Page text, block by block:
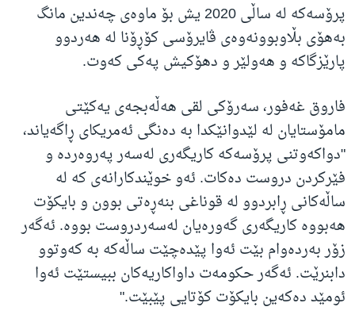
پرۆسەکە لە ساڵی 2020 یش بۆ ماوەی چەندین مانگ
بەهۆی بڵاوبوونەوەی ڤایرۆسی کۆڕۆنا لە هەردوو
پارێزگاکە و هەولێر و دهۆکیش پەکی کەوت.
فاروق غەفور، سەرۆکی لقی هەڵەبجەی یەکێتی
مامۆستایان لە لێدوانێکدا بە دەنگی ئەمریکای ڕاگەیاند،
"دواکەوتنی پرۆسەکە کاریگەری لەسەر پەروەردە و
فێرکردن دروست دەکات. ئەو خوێندکارانەی کە لە
ساڵەکانی ڕابردوو لە قوناغی بنەڕەتی بوون و بایکۆت
هەبووە کاریگەری گەورەیان لەسەردروست بووە. ئەگەر
زۆر بەردەوام بێت ئەوا پێدەچێت ساڵەکە بە کەوتوو
دابنرێت. ئەگەر حکومەت داواکاریەکان ببیستێت ئەوا
ئومێد دەکەین بایکۆت کۆتایی پێبێت."